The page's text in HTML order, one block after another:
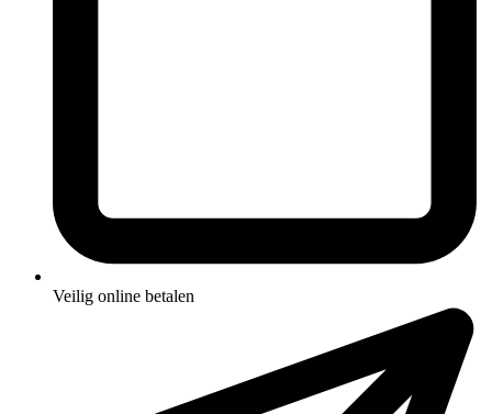
Veilig online betalen